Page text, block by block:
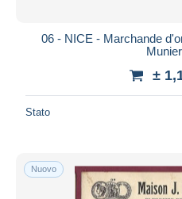
06 - NICE - Marchande
±
Stato
Nuovo